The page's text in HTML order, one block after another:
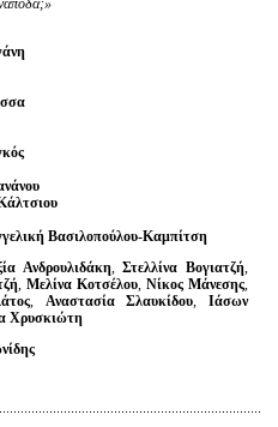
Βασιλοπούλου-Καμπίτση
Ανδρουλιδάκη,Στελλίνα Βογιατζή
Μελίνα Κοτσέλου Νίκος Μάνεσης
Αναστασία Σλαυκίδου
Ιάσων
Χρυσκιώτη